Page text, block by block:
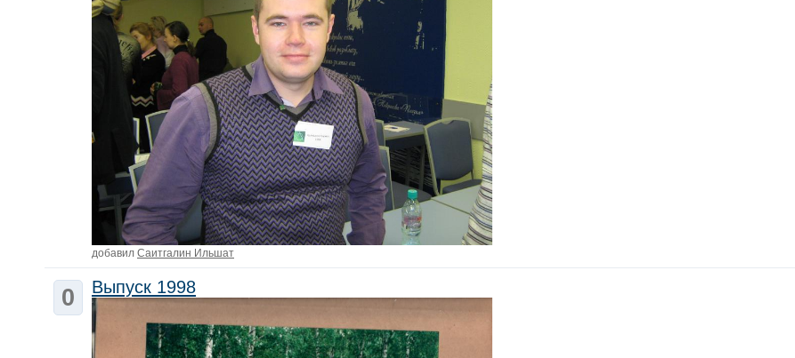
добавил Саитгалин Ильшат
0 Выпуск 1998